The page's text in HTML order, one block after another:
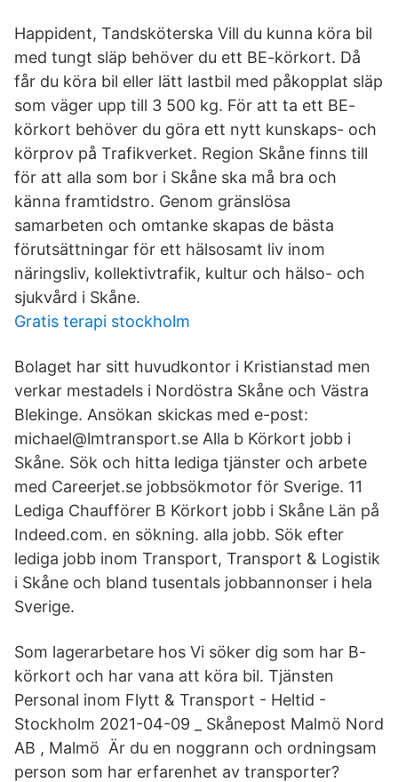
Happident, Tandsköterska Vill du kunna köra bil
med tungt släp behöver du ett BE-körkort. Då
får du köra bil eller lätt lastbil med påkopplat släp
som väger upp till 3 500 kg. För att ta ett BE-
körkort behöver du göra ett nytt kunskaps- och
körprov på Trafikverket. Region Skåne finns till
för att alla som bor i Skåne ska må bra och
känna framtidstro. Genom gränslösa
samarbeten och omtanke skapas de bästa
förutsättningar för ett hälsosamt liv inom
näringsliv, kollektivtrafik, kultur och hälso- och
sjukvård i Skåne.
Gratis terapi stockholm
Bolaget har sitt huvudkontor i Kristianstad men
verkar mestadels i Nordöstra Skåne och Västra
Blekinge. Ansökan skickas med e-post:
michael@lmtransport.se Alla b Körkort jobb i
Skåne. Sök och hitta lediga tjänster och arbete
med Careerjet.se jobbsökmotor för Sverige. 11
Lediga Chaufförer B Körkort jobb i Skåne Län på
Indeed.com. en sökning. alla jobb. Sök efter
lediga jobb inom Transport, Transport & Logistik
i Skåne och bland tusentals jobbannonser i hela
Sverige.
Som lagerarbetare hos Vi söker dig som har B-
körkort och har vana att köra bil. Tjänsten
Personal inom Flytt & Transport - Heltid -
Stockholm 2021-04-09 _ Skånepost Malmö Nord
AB , Malmö Är du en noggrann och ordningsam
person som har erfarenhet av transporter?